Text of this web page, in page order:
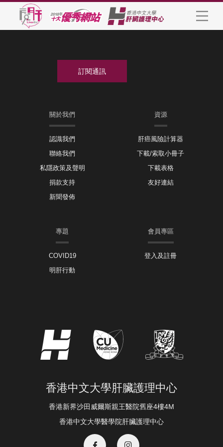
關於我們
認識我們
聯絡我們
私隱政策及聲明
捐款支持
新聞發佈
資源
肝癌風險計算器
下載/索取小冊子
下載表格
友好連結
專題
COVID19
明肝行動
會員專區
登入及註冊
香港中文大學肝臟護理中心
香港新界沙田威爾斯親王醫院舊座4樓4M
香港中文大學醫學院肝臟護理中心